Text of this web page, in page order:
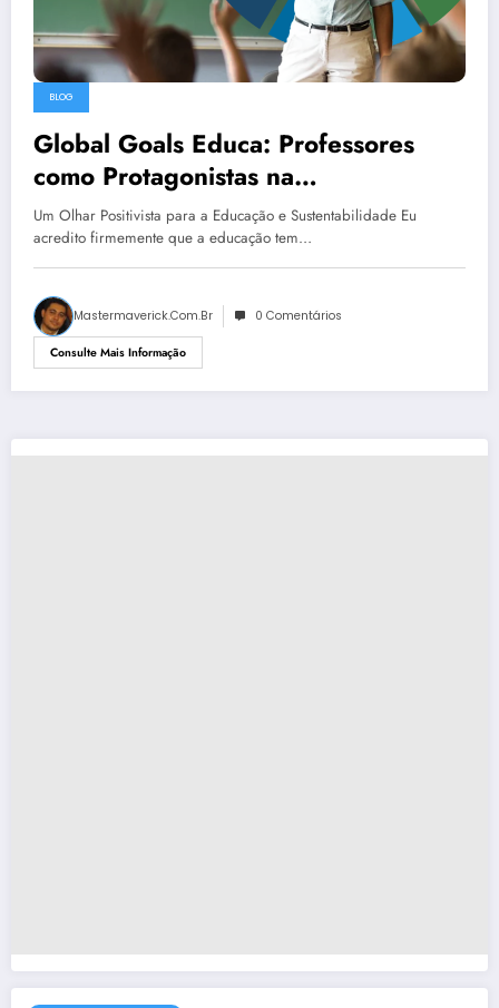
BLOG
Global Goals Educa: Professores
como Protagonistas na
Transformação para um Futuro
Sustentável
Um Olhar Positivista para a Educação e Sustentabilidade Eu
acredito firmemente que a educação tem…
Mastermaverick.com.br 0 Comentários
Consulte Mais Informação